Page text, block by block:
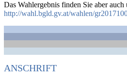
Das Wahlergebnis finden Sie aber auch
http://wahl.bgld.gv.at/wahlen/
ANSCHRIFT